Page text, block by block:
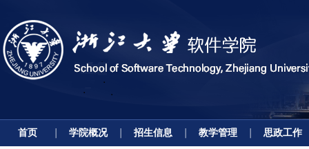
首页 学院概况 招生信息 教学管理 思政工作